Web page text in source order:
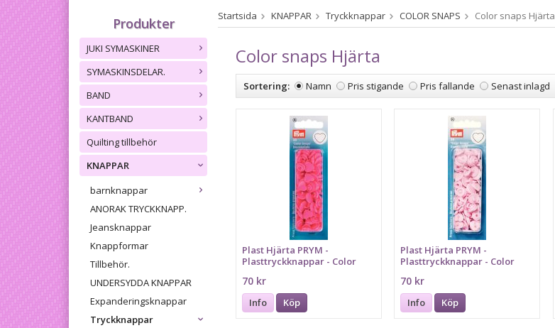
Produkter
JUKI SYMASKINER
SYMASKINSDELAR.
BAND
KANTBAND
Quilting tillbehör
KNAPPAR
barnknappar
ANORAK TRYCKKNAPP.
Jeansknappar
Knappformar
Tillbehör.
UNDERSYDDA KNAPPAR
Expanderingsknappar
Tryckknappar
Startsida KNAPPAR Tryckknappar COLOR SNAPS Color snaps Hjärta
Color snaps Hjärta
Sortering: Namn Pris stigande Pris fallande Senast inlagd
Plast Hjärta PRYM -
Plasttryckknappar - Color
70 kr
Info Köp
Plast Hjärta PRYM -
Plasttryckknappar - Color
70 kr
Info Köp